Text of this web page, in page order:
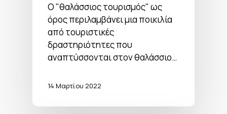
Ο "θαλάσσιος τουρισμός" ως
όρος περιλαμβάνει μια ποικιλία
από τουριστικές
δραστηριότητες που
αναπτύσσονται στον θαλάσσιο…
14 Μαρτίου 2022